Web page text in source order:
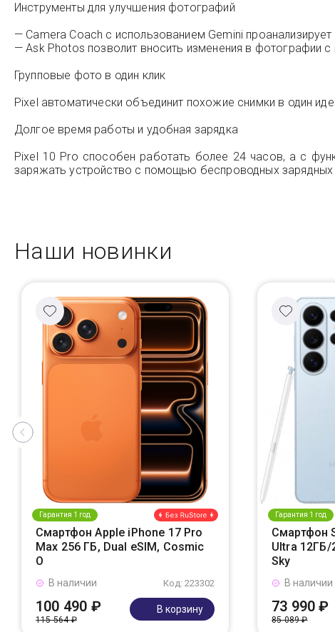
Инструменты для улучшения фотографий
— Camera Coach с использованием Gemini
— Ask Photos позволит вносить изменения в
Групповые фото в один клик
Pixel автоматически объединит похожие снимки в один
Долгое время работы и удобная зарядка
Pixel 10 Pro способен работать более 24 часов, а с
заряжать устройство с помощью беспроводных зарядных
Наши новинки
Гарантия 1 год
Смартфон Apple iPhone 17 Pro
Max 256 ГБ, Dual eSIM, Cosmic
O
Код: 223302
В наличии
100 490 ₽
115 564 ₽
В корзину
Гарантия 1 год
Смартфон
Ultra 12ГБ/
Sky
В наличии
73 990 ₽
85 089 ₽